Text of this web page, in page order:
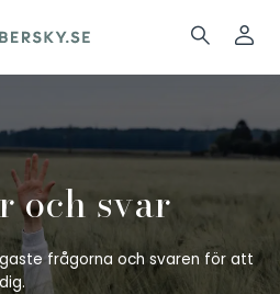
och svar
frågorna och svaren för att